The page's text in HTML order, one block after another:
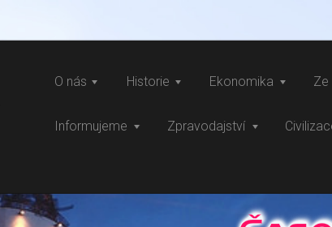
O nás Historie Ekonomika Ze
Informujeme Zpravodajství